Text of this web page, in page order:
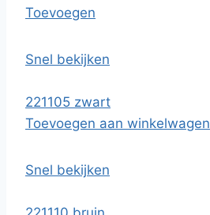
Toevoegen
Snel bekijken
221105 zwart
Toevoegen aan winkelwagen
Snel bekijken